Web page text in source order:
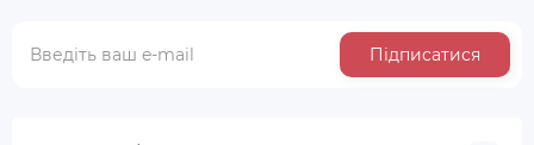
Підписатися